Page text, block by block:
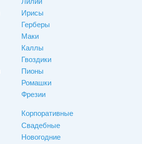
Ирисы
Герберы
Маки
Каллы
Гвоздики
Пионы
Ромашки
Фрезии
Корпоративные
Свадебные
Новогодние